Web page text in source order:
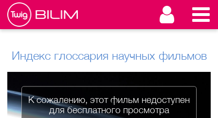
Индекс глоссария научных фильмов
К сожалению, этот фильм недоступен
для бесплатного просмотра